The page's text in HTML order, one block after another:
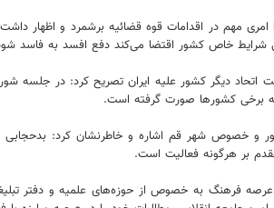
مهم در اقدامات قوه قضائیه برشمرد و اظهار
شرایط خاص کشور اقتضا می‌کند دفع افسد به فاسد
اتحاد دیگر کشور علیه ایران تصریح کرد: در جلسه
برخی کشورها صورت گرفته است.
و خصوص شهر قم اشاره و خاطرنشان کرد:
بر هرگونه فعالیت است.
عرصه فرهنگ به خصوص از حوزه‌های علمیه و دفتر